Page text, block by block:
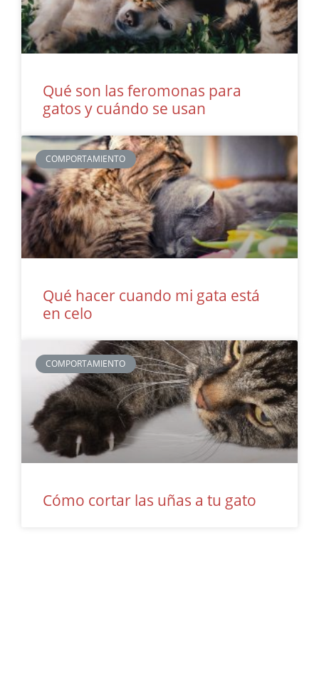
Qué son las feromonas para
gatos y cuándo se usan
COMPORTAMIENTO
Qué hacer cuando mi gata está
en celo
COMPORTAMIENTO
Cómo cortar las uñas a tu gato